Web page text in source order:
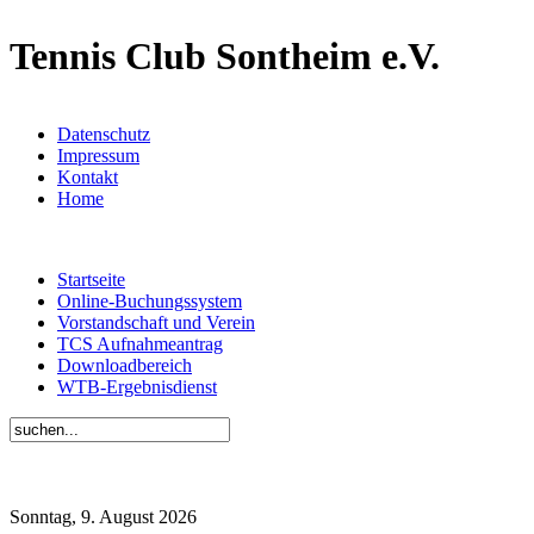
Tennis Club Sontheim e.V.
Datenschutz
Impressum
Kontakt
Home
Startseite
Online-Buchungssystem
Vorstandschaft und Verein
TCS Aufnahmeantrag
Downloadbereich
WTB-Ergebnisdienst
Sonntag, 9. August 2026